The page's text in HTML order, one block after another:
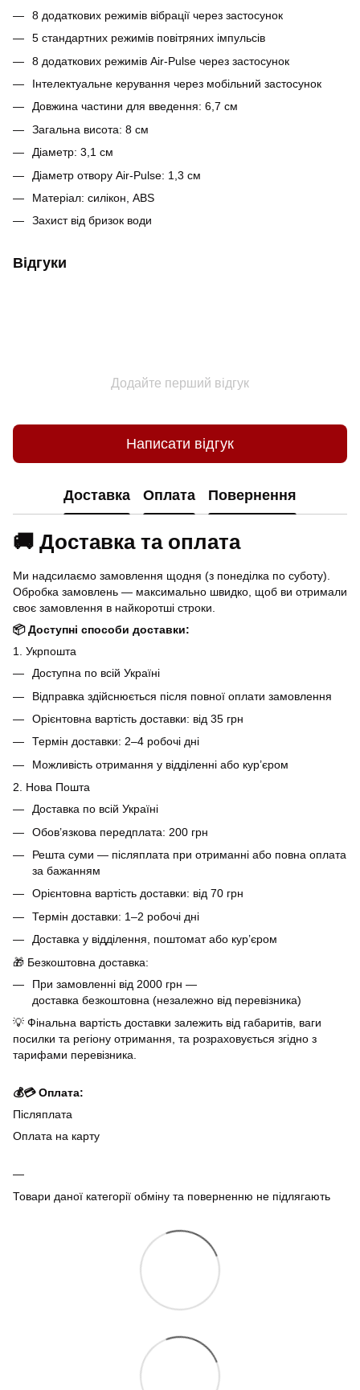
8 додаткових режимів вібрації через застосунок
5 стандартних режимів повітряних імпульсів
8 додаткових режимів Air-Pulse через застосунок
Інтелектуальне керування через мобільний застосунок
Довжина частини для введення: 6,7 см
Загальна висота: 8 см
Діаметр: 3,1 см
Діаметр отвору Air-Pulse: 1,3 см
Матеріал: силікон, ABS
Захист від бризок води
Відгуки
Додайте перший відгук
Написати відгук
Доставка Оплата Повернення
🚚 Доставка та оплата
Ми надсилаємо замовлення щодня (з понеділка по суботу).
Обробка замовлень — максимально швидко, щоб ви отримали
своє замовлення в найкоротші строки.
📦 Доступні способи доставки:
1. Укрпошта
Доступна по всій Україні
Відправка здійснюється після повної оплати замовлення
Орієнтовна вартість доставки: від 35 грн
Термін доставки: 2–4 робочі дні
Можливість отримання у відділенні або кур’єром
2. Нова Пошта
Доставка по всій Україні
Обов’язкова передплата: 200 грн
Решта суми — післяплата при отриманні або повна оплата
за бажанням
Орієнтовна вартість доставки: від 70 грн
Термін доставки: 1–2 робочі дні
Доставка у відділення, поштомат або кур’єром
🎁 Безкоштовна доставка:
При замовленні від 2000 грн —
доставка безкоштовна (незалежно від перевізника)
💡 Фінальна вартість доставки залежить від габаритів, ваги
посилки та регіону отримання, та розраховується згідно з
тарифами перевізника.
💰💳 Оплата:
Післяплата
Оплата на карту
Товари даної категорії обміну та поверненню не підлягають